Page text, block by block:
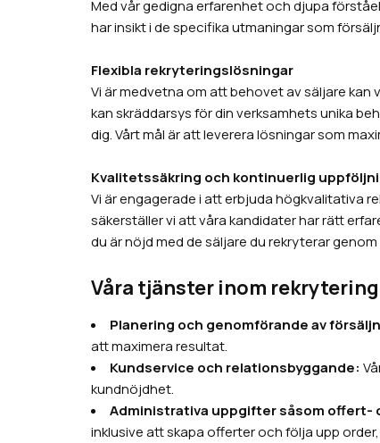
Med vår gedigna erfarenhet och djupa
har insikt i de specifika utmaningar som
Flexibla rekryteringslösningar
Vi är medvetna om att behovet av säljare kan
kan skräddarsys för din verksamhets unika
dig. Vårt mål är att leverera lösningar som
Kvalitetssäkring och kontinuerlig
Vi är engagerade i att erbjuda högkvalitativa
säkerställer vi att våra kandidater har rätt
du är nöjd med de säljare du rekryterar
Våra tjänster inom
Planering och genomförande av
att maximera resultat.
Kundservice och relationsbyggande:
kundnöjdhet.
Administrativa uppgifter såsom offert-
inklusive att skapa offerter och följa upp